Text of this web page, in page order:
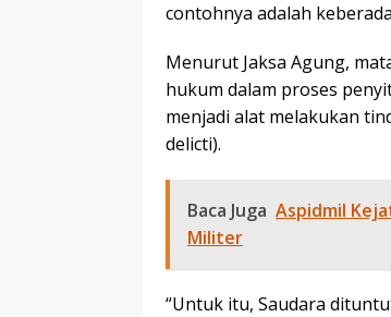
contohnya adalah
Menurut Jaksa Agung,
hukum dalam proses
menjadi alat melakukan
delicti).
Baca Juga Aspidmil
Militer
“Untuk itu, Saudara